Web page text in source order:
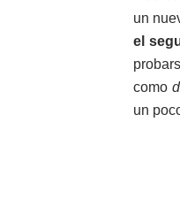
un
el
como
un